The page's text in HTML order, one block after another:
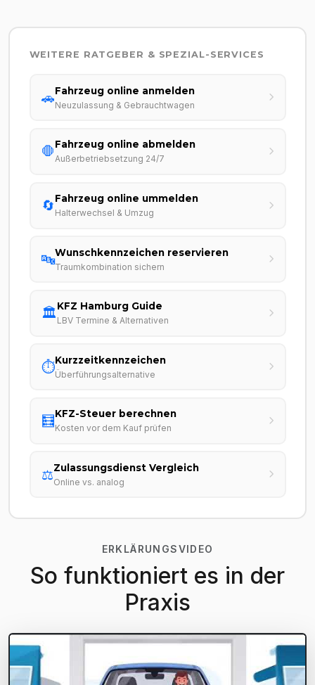
WEITERE RATGEBER & SPEZIAL-SERVICES
🚗Fahrzeug online anmelden
Neuzulassung & Gebrauchtwagen
🛑Fahrzeug online abmelden
Außerbetriebsetzung 24/7
🔄Fahrzeug online ummelden
Halterwechsel & Umzug
🔤Wunschkennzeichen reservieren
Traumkombination sichern
🏛️KFZ Hamburg Guide
LBV Termine & Alternativen
⏱️Kurzzeitkennzeichen
Überführungsalternative
🧮KFZ-Steuer berechnen
Kosten vor dem Kauf prüfen
⚖️Zulassungsdienst Vergleich
Online vs. analog
ERKLÄRUNGSVIDEO
So funktioniert es in der
Praxis